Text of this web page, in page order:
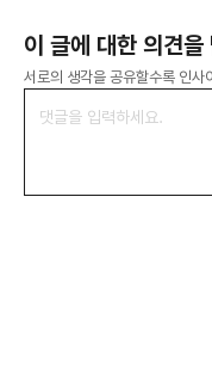
이 글에 대한 의견을
서로의 생각을 공유할수록 인사